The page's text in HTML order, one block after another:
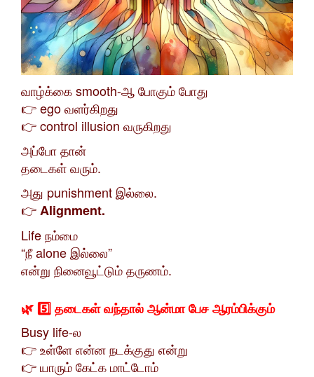
வாழ்க்கை smooth-ஆ போகும் போது
👉 ego வளர்கிறது
👉 control illusion வருகிறது
அப்போ தான்
தடைகள் வரும்.
அது punishment இல்லை.
👉Alignment.
Life நம்மை
“நீ alone இல்லை”
என்று நினைவூட்டும் தருணம்.
🌿 5️⃣ தடைகள் வந்தால் ஆன்மா பேச ஆரம்பிக்கும்
Busy life-ல
👉 உள்ளே என்ன நடக்குது என்று
👉 யாரும் கேட்க மாட்டோம்